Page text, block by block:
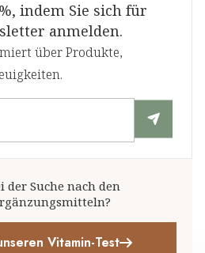
indem Sie sich für
anmelden.
über Produkte,
der Suche nach den
Vitamin-Test